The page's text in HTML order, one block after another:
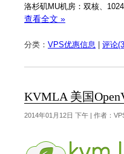
洛杉矶MU机房：双核、
查看全文 »
分类： VPS优惠信息 评论
KVMLA 美国
2014年01月12日 下午 | 作者：